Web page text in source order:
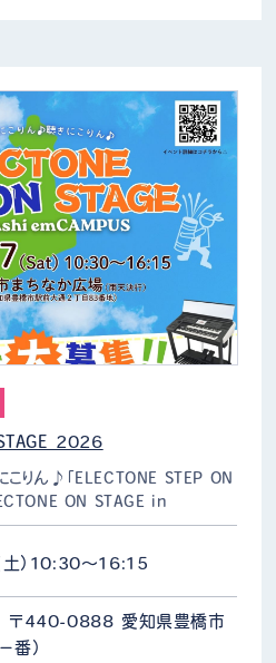
2026
こりん♪「ELECTONE STEP ON
ON STAGE in
まちなか広場でエレクトーンを
）10:30～16:15
〒440-0888 愛知県豊橋市
番）